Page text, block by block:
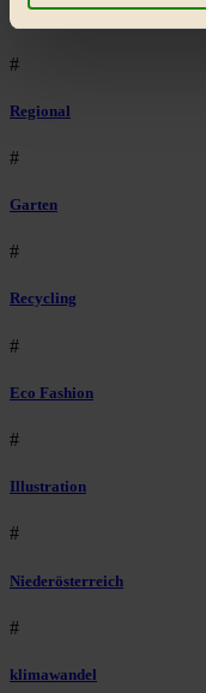
Design
#
Regional
#
Garten
#
Recycling
#
Eco Fashion
#
Illustration
#
Niederösterreich
#
klimawandel